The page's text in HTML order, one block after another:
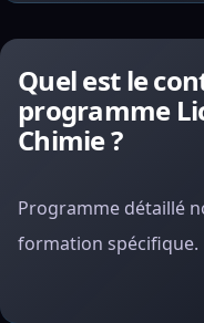
Quel est le
programme
Chimie ?
Programme détaillé
formation spécifique.